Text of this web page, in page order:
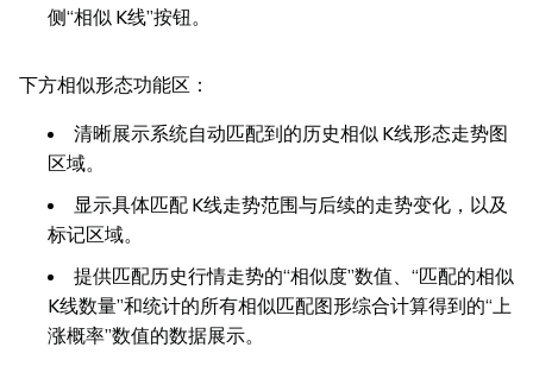
侧“相似 K线”按钮。
下方相似形态功能区：
清晰展示系统自动匹配到的历史相似 K线形态走势图
区域。
显示具体匹配 K线走势范围与后续的走势变化，以及
标记区域。
提供匹配历史行情走势的“相似度”数值、“匹配的相似
K线数量”和统计的所有相似匹配图形综合计算得到的“上
涨概率”数值的数据展示。